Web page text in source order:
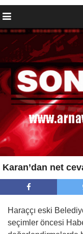
Karan’dan net
Haraççı eski
seçimler öncesi